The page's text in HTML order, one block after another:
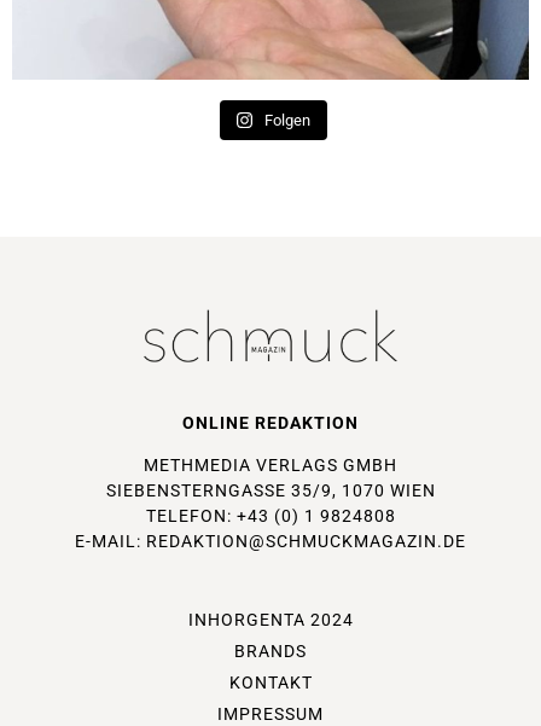
Folgen
ONLINE REDAKTION
METHMEDIA VERLAGS GMBH
SIEBENSTERNGASSE 35/9, 1070 WIEN
TELEFON: +43 (0) 1 9824808
E-MAIL: REDAKTION@SCHMUCKMAGAZIN.DE
INHORGENTA 2024
BRANDS
KONTAKT
IMPRESSUM